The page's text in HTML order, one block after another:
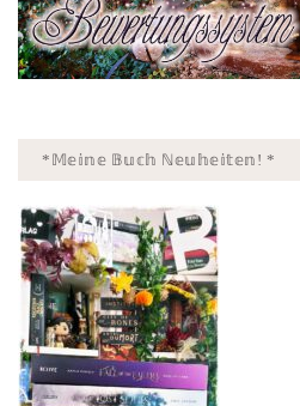
*𝕄𝕖𝕚𝕟𝕖 𝔹𝕦𝕔𝕙 ℕ𝕖𝕦𝕙𝕖𝕚𝕥𝕖𝕟! *